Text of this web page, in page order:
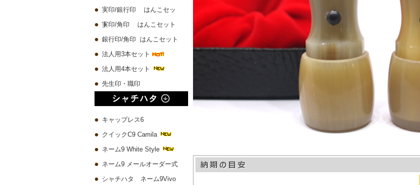
実印/銀行印 はんこセッ
ト
実印/角印 はんこセット
銀行印/角印 はんこセット
法人用3本セット
法人用4本セット
先生印・職印
キャップレス6
クイックC9 Camila
ネーム9 White Style
ネーム9 メールオーダー式
シャチハタ ネーム9Vivo